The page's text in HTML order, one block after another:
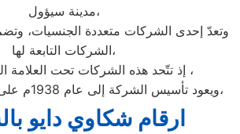
مدينة سيؤول،
وتعدّ إحدى الشركات متعددة الجنسيات،
الشركات التابعة لها،
إذ تتّحد هذه الشركات تحت العلامة التجاريّة لـ دايو ،
ويعود تأسيس الشركة إلى عام 1938م على يد لي بيونغ تشول،
ارقام شكاوي دايو